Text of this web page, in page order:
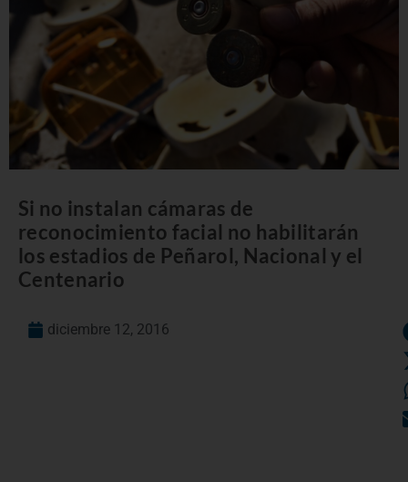
Si no instalan cámaras de
reconocimiento facial no habilitarán
los estadios de Peñarol, Nacional y el
Centenario
diciembre 12, 2016